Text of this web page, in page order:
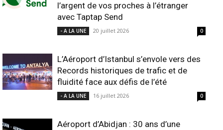
l’argent de vos proches à l’étranger
avec Taptap Send
- A LA UNE 20 juillet 2026 0
L’Aéroport d’Istanbul s’envole vers des
Records historiques de trafic et de
fluidité face aux défis de l’été
- A LA UNE 16 juillet 2026 0
Aéroport d’Abidjan : 30 ans d’une